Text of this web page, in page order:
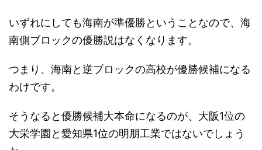
いずれにしても海南が準優勝ということなので、海
南側ブロックの優勝説はなくなります。
つまり、海南と逆ブロックの高校が優勝候補になる
わけです。
そうなると優勝候補大本命になるのが、大阪1位の
大栄学園と愛知県1位の明朋工業ではないでしょう